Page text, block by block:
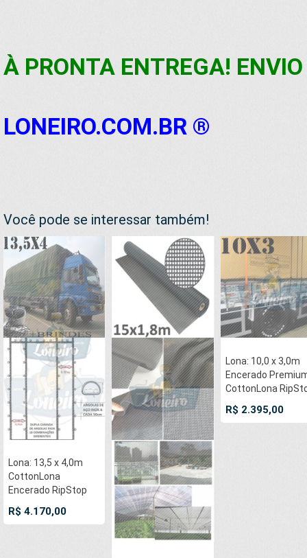
À PRONTA ENTREGA!
LONEIRO.COM.BR ®
Você pode se interessar também!
Lona: 13,5 x 4,0m
CottonLona
Encerado RipStop
Cobertura Carga
R$ 4.170,00
Lona: 10,0 x 3,0m
Encerado
CottonLona
para Caminhão
R$ 2.395,00